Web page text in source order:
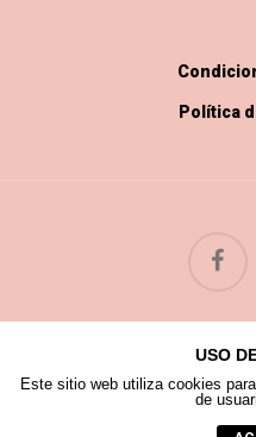
Política
© 2026
USO
Este sitio web utiliza cookies
de